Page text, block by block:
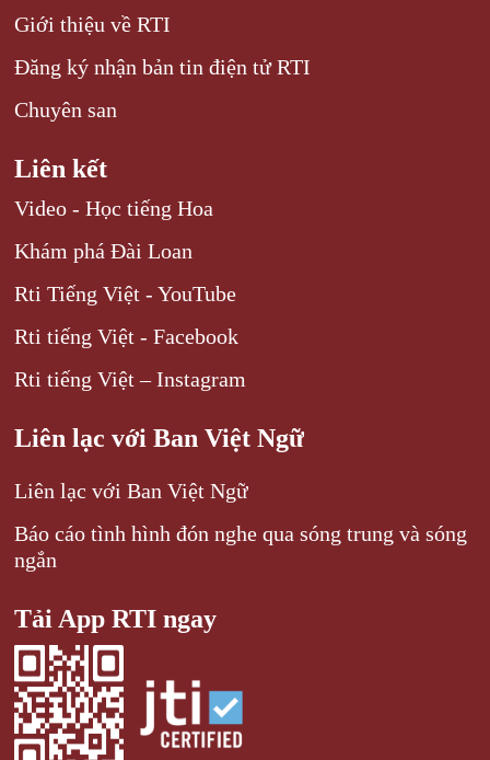
Giới thiệu về RTI
Đăng ký nhận bản tin điện tử RTI
Chuyên san
Liên kết
Video - Học tiếng Hoa
Khám phá Đài Loan
Rti Tiếng Việt - YouTube
Rti tiếng Việt - Facebook
Rti tiếng Việt – Instagram
Liên lạc với Ban Việt Ngữ
Liên lạc với Ban Việt Ngữ
Báo cáo tình hình đón nghe qua sóng trung và sóng
ngắn
Tải App RTI ngay